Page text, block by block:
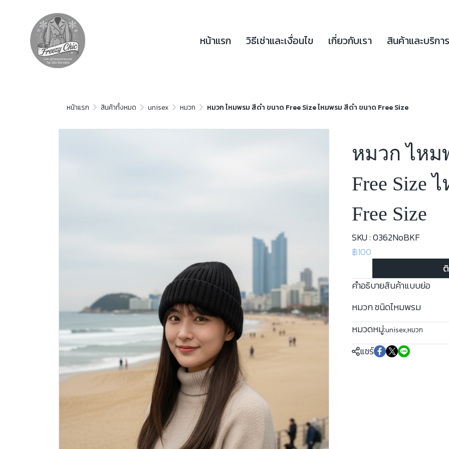
หน้าแรก วิธีเช่าและเงื่อนไข เกี่ยวกับเรา สินค้าและบริการ
หน้าแรก สินค้าทั้งหมด unisex หมวก หมวก ไหมพรม สีดำ ขนาด Free Size ไหมพรม สีดำ ขนาด Free Size
หมวก ไหม
Free Size
Free Size
SKU : 0362NoBKF
฿100
คำอธิบายสินค้าแบบย่อ
หมวก ชนิดไหมพรม
หมวดหมู่:unisex,หมวก
แชร์